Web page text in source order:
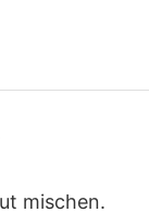
mischen.